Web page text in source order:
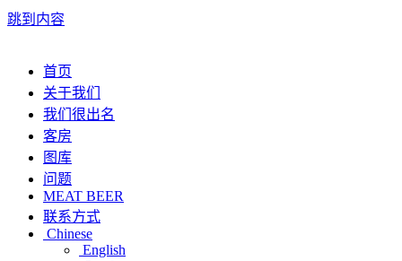
跳到内容
首页
关于我们
我们很出名
客房
图库
问题
MEAT BEER
联系方式
Chinese
English